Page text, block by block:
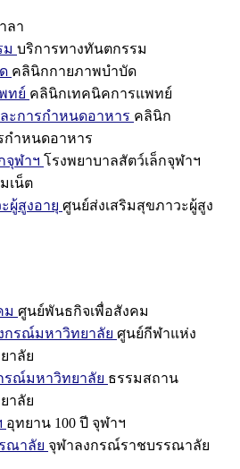
ลา
ม บริการทางทันตกรรม
คลินิกกายภาพบำบัด
ทย์ คลินิกเทคนิคการแพทย์
ะการกำหนดอาหาร คลินิก
กำหนดอาหาร
จุฬาฯ โรงพยาบาลสัตว์เล็กจุฬาฯ
เน็ต
ผู้สูงอายุ ศูนย์ส่งเสริมสุขภาวะผู้สูง
ม ศูนย์พันธกิจเพื่อสังคม
กรณ์มหาวิทยาลัย ศูนย์กีฬาแห่ง
าลัย
รณ์มหาวิทยาลัย ธรรมสถาน
าลัย
อุทยาน 100 ปี จุฬาฯ
ณาลัย จุฬาลงกรณ์ราชบรรณาลัย